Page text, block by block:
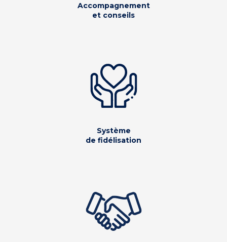
Accompagnement
et conseils
Système
de fidélisation